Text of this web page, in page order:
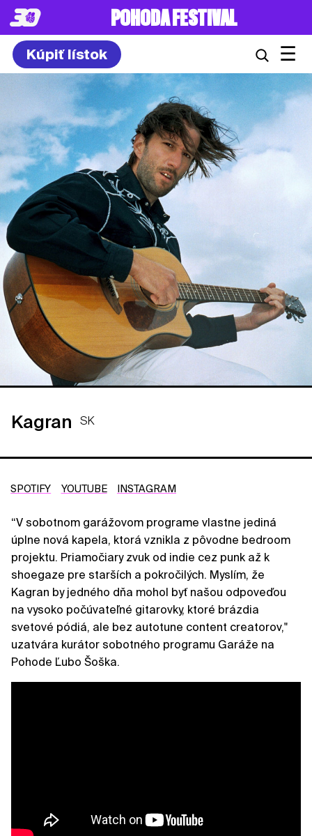
POHODA FESTIVAL
Kúpiť lístok ☰
Kagran SK
SPOTIFY YOUTUBE INSTAGRAM
“V sobotnom garážovom programe vlastne jediná
úplne nová kapela, ktorá vznikla z pôvodne bedroom
projektu. Priamočiary zvuk od indie cez punk až k
shoegaze pre starších a pokročilých. Myslím, že
Kagran by jedného dňa mohol byť našou odpoveďou
na vysoko počúvateľné gitarovky, ktoré brázdia
svetové pódiá, ale bez autotune content creatorov,"
uzatvára kurátor sobotného programu Garáže na
Pohode Ľubo Šoška.